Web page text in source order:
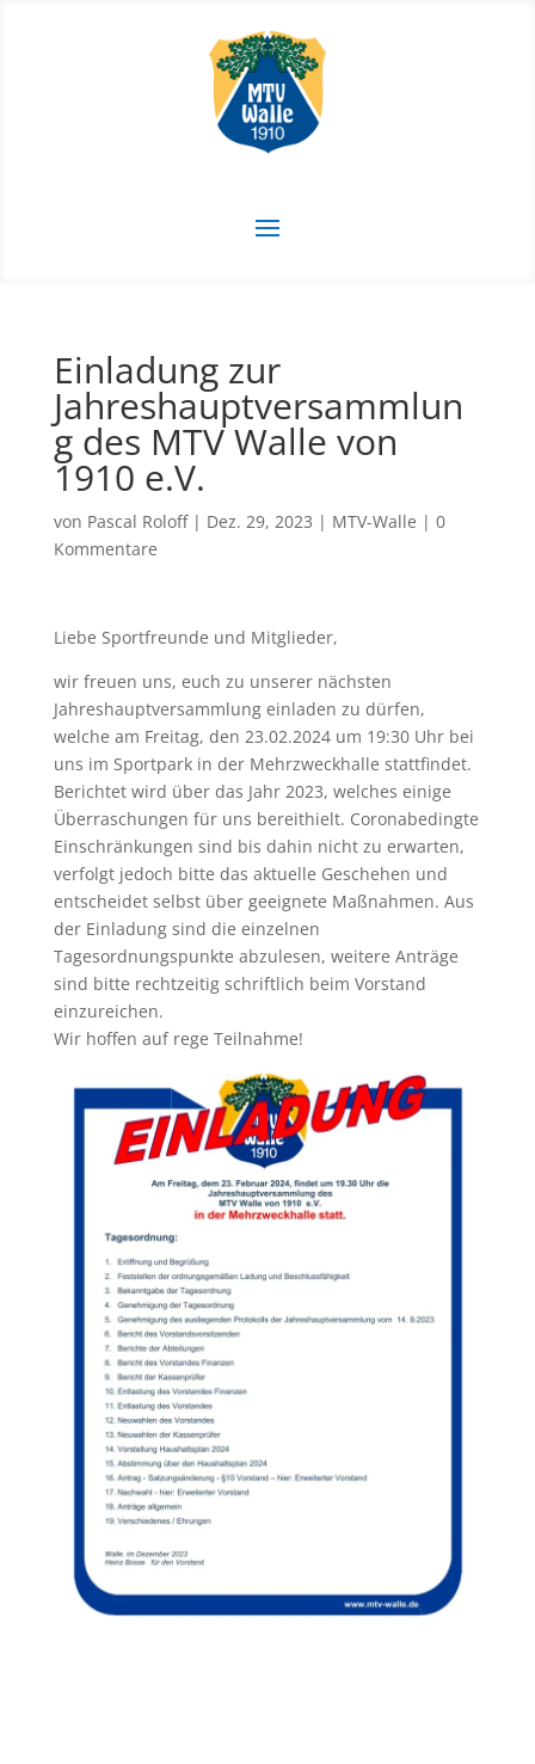
Einladung zur
Jahreshauptversammlun
g des MTV Walle von
1910 e.V.
von Pascal Roloff| Dez. 29, 2023 | MTV-Walle | 0
Kommentare
Liebe Sportfreunde und Mitglieder,
wir freuen uns, euch zu unserer nächsten
Jahreshauptversammlung einladen zu dürfen,
welche am Freitag, den 23.02.2024 um 19:30 Uhr bei
uns im Sportpark in der Mehrzweckhalle stattfindet.
Berichtet wird über das Jahr 2023, welches einige
Überraschungen für uns bereithielt. Coronabedingte
Einschränkungen sind bis dahin nicht zu erwarten,
verfolgt jedoch bitte das aktuelle Geschehen und
entscheidet selbst über geeignete Maßnahmen. Aus
der Einladung sind die einzelnen
Tagesordnungspunkte abzulesen, weitere Anträge
sind bitte rechtzeitig schriftlich beim Vorstand
einzureichen.
Wir hoffen auf rege Teilnahme!